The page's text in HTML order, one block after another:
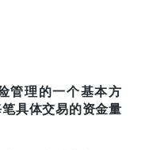
管理的一个基本方
具体交易的资金量